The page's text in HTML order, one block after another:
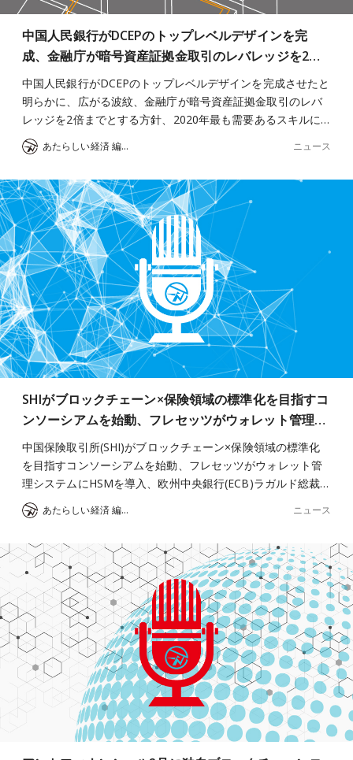
中国人民銀行がDCEPのトップレベルデザインを完
成、金融庁が暗号資産証拠金取引のレバレッジを2…
中国人民銀行がDCEPのトップレベルデザインを完成させたと
明らかに、広がる波紋、金融庁が暗号資産証拠金取引のレバ
レッジを2倍までとする方針、2020年最も需要あるスキルに…
あたらしい経済 編集部 ニュース
SHIがブロックチェーン×保険領域の標準化を目指すコ
ンソーシアムを始動、フレセッツがウォレット管理…
中国保険取引所(SHI)がブロックチェーン×保険領域の標準化
を目指すコンソーシアムを始動、フレセッツがウォレット管
理システムにHSMを導入、欧州中央銀行(ECB)ラガルド総裁…
あたらしい経済 編集部 ニュース